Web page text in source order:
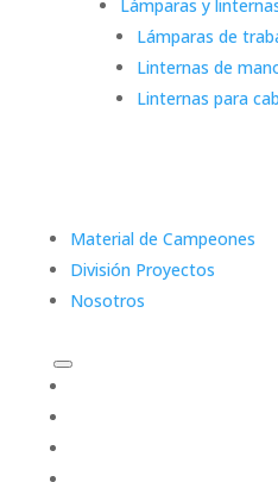
Lámparas y
Lámparas de
Linternas de
Linternas para
Material de Campeones
División Proyectos
Nosotros